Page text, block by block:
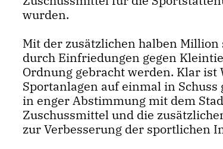
wurden.
Mit der zusätzlichen halben
durch Einfriedungen gegen
Ordnung gebracht werden. Klar
Sportanlagen auf einmal in
in enger Abstimmung mit dem
Zuschussmittel und die
zur Verbesserung der sportlichen